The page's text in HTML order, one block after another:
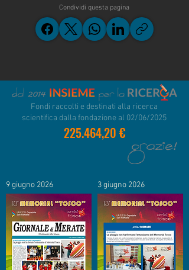
Condividi questa pagina
Fondi raccolti e destinati alla ricerca
scientifica dalla fondazione al 02/06/2025
225.464,20 €
9 giugno 2026 3 giugno 2026